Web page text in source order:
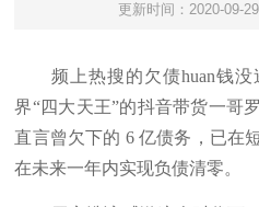
更新时间：2020-09-29
频上热搜的欠债huan钱
界“四大天王”的抖音带货一哥
直言曾欠下的 6 亿债务，已在
在未来一年内实现负债清零。